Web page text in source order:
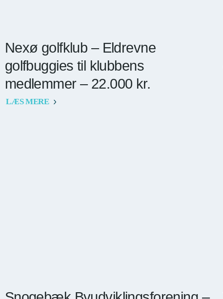
Nexø golfklub – Eldrevne
golfbuggies til klubbens
medlemmer – 22.000 kr.
LÆS MERE